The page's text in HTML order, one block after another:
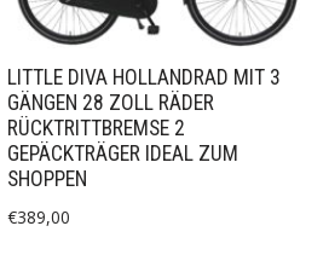
LITTLE DIVA HOLLANDRAD MIT 3
GÄNGEN 28 ZOLL RÄDER
RÜCKTRITTBREMSE 2
GEPÄCKTRÄGER IDEAL ZUM
SHOPPEN
€389,00